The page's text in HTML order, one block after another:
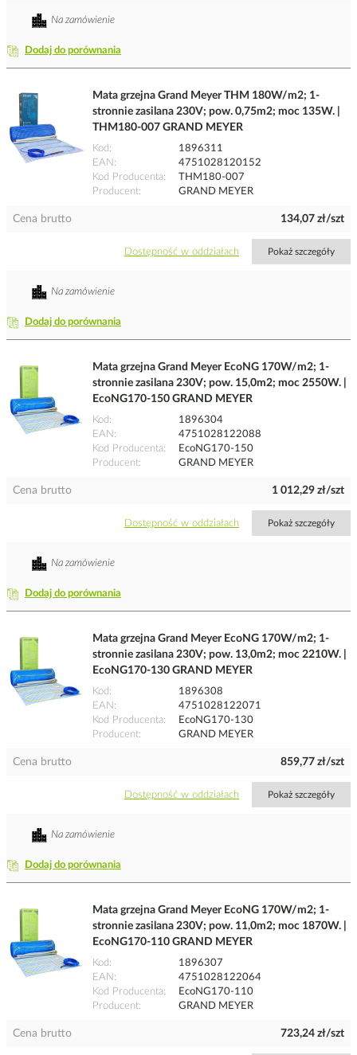
Dodaj do porównania
Na zamówienie
Mata grzejna Grand Meyer THM 180W/m2; 1-
stronnie zasilana 230V; pow. 0,75m2; moc 135W. |
THM180-007 GRAND MEYER
Kod
1896311
EAN
4751028120152
Kod Producenta
THM180-007
Producent
GRAND MEYER
Cena brutto 134,07 zł/szt
Dostępność w oddziałach Pokaż szczegóły
Dodaj do porównania
Na zamówienie
Mata grzejna Grand Meyer EcoNG 170W/m2; 1-
stronnie zasilana 230V; pow. 15,0m2; moc 2550W. |
EcoNG170-150 GRAND MEYER
Kod
1896304
EAN
4751028122088
Kod Producenta
EcoNG170-150
Producent
GRAND MEYER
Cena brutto 1 012,29 zł/szt
Dostępność w oddziałach Pokaż szczegóły
Dodaj do porównania
Na zamówienie
Mata grzejna Grand Meyer EcoNG 170W/m2; 1-
stronnie zasilana 230V; pow. 13,0m2; moc 2210W. |
EcoNG170-130 GRAND MEYER
Kod
1896308
EAN
4751028122071
Kod Producenta
EcoNG170-130
Producent
GRAND MEYER
Cena brutto 859,77 zł/szt
Dostępność w oddziałach Pokaż szczegóły
Dodaj do porównania
Na zamówienie
Mata grzejna Grand Meyer EcoNG 170W/m2; 1-
stronnie zasilana 230V; pow. 11,0m2; moc 1870W. |
EcoNG170-110 GRAND MEYER
Kod
1896307
EAN
4751028122064
Kod Producenta
EcoNG170-110
Producent
GRAND MEYER
Cena brutto 723,24 zł/szt